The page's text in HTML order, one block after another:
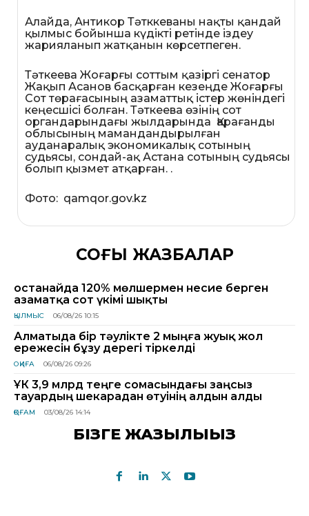
Алайда, Антикор Тәтккеваны нақты қандай
қылмыс бойынша күдікті ретінде іздеу
жарияланып жатқанын көрсетпеген.
Тәткеева Жоғарғы соттым қазіргі сенатор
Жақып Асанов басқарған кезеңде Жоғарғы
Сот төрағасының азаматтық істер жөніндегі
кеңесшісі болған. Тәткеева өзінің сот
органдарындағы жылдарында Қарағанды ​​
облысының мамандандырылған
ауданаралық экономикалық сотының
судьясы, сондай-ақ Астана сотының судьясы
болып қызмет атқарған. .
Фото: qamqor.gov.kz
СОҢҒЫ ЖАЗБАЛАР
Қостанайда 120% мөлшермен несие берген
азаматқа сот үкімі шықты
ҚЫЛМЫС 06/08/26 10:15
Алматыда бір тәулікте 2 мыңға жуық жол
ережесін бұзу дерегі тіркелді
ОҚИҒА 06/08/26 09:26
ҰҚК 3,9 млрд теңге сомасындағы заңсыз
тауардың шекарадан өтуінің алдын алды
ҚОҒАМ 03/08/26 14:14
БІЗГЕ ЖАЗЫЛЫҢЫЗ